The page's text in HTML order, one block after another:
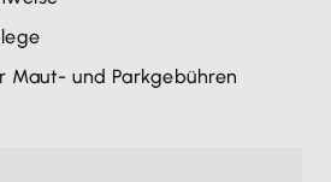
Maut- und Parkgebühren